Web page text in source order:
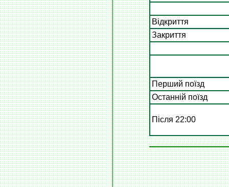
Відкриття
Закриття
Перший поїзд
Останній поїзд
Після 22:00